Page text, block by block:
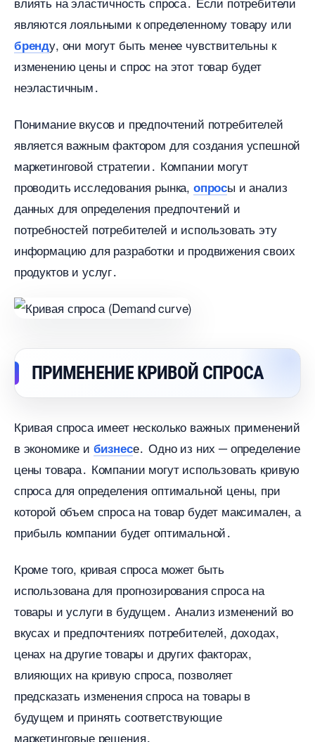
являются лояльными к определенному товару или
ренду, они могут быть менее чувствительны к
изменению цены и спрос на этот товар будет
неэластичным․
Понимание вкусов и предпочтений потребителей
является важным фактором для создания успешной
маркетинговой стратегии․ Компании могут
проводить исследования рынка, опросы и анализ
данных для определения предпочтений и
потребностей потребителей и использовать эту
информацию для разработки и продвижения своих
продуктов и услуг․
ПРИМЕНЕНИЕ КРИВОЙ СПРОСА
Кривая спроса имеет несколько важных применений
экономике и изнесе․ Одно из них ─ определение
цены товара․ Компании могут использовать кривую
спроса для определения оптимальной цены, при
которой объем спроса на товар будет максимален, а
прибыль компании будет оптимальной․
Кроме того, кривая спроса может быть
использована для прогнозирования спроса на
товары и услуги в будущем․ Анализ изменений во
кусах и предпочтениях потребителей, доходах,
ценах на другие товары и других факторах,
лияющих на кривую спроса, позволяет
предсказать изменения спроса на товары
удущем и принять соответствующие
маркетинговые решения․